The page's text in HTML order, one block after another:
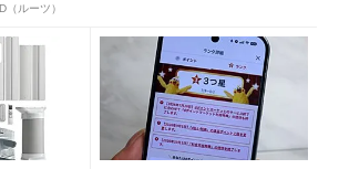
（ルーツ）